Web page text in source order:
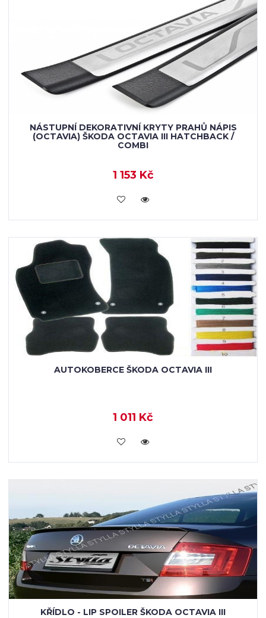
NÁSTUPNÍ DEKORATIVNÍ KRYTY PRAHŮ NÁPIS
(OCTAVIA) ŠKODA OCTAVIA III HATCHBACK /
COMBI
1 153 Kč
KOUPIT
AUTOKOBERCE ŠKODA OCTAVIA III
1 011 Kč
KOUPIT
KŘÍDLO - LIP SPOILER ŠKODA OCTAVIA III